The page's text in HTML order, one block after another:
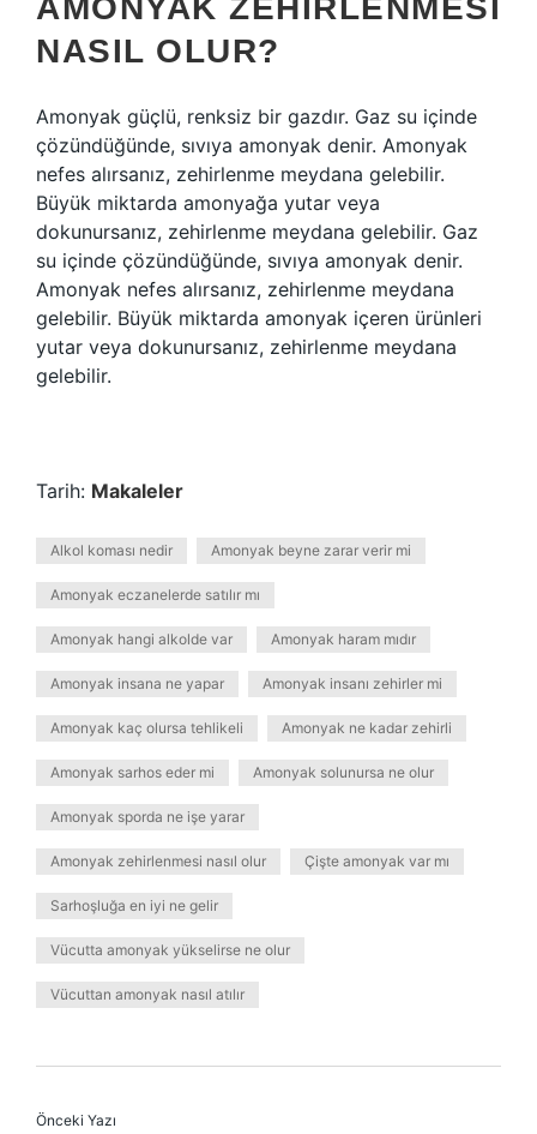
AMONYAK ZEHIRLENMESI
NASIL OLUR?
Amonyak güçlü, renksiz bir gazdır. Gaz su içinde
çözündüğünde, sıvıya amonyak denir. Amonyak
nefes alırsanız, zehirlenme meydana gelebilir.
Büyük miktarda amonyağa yutar veya
dokunursanız, zehirlenme meydana gelebilir. Gaz
su içinde çözündüğünde, sıvıya amonyak denir.
Amonyak nefes alırsanız, zehirlenme meydana
gelebilir. Büyük miktarda amonyak içeren ürünleri
yutar veya dokunursanız, zehirlenme meydana
gelebilir.
Tarih: Makaleler
Alkol koması nedir Amonyak beyne zarar verir mi
Amonyak eczanelerde satılır mı
Amonyak hangi alkolde var Amonyak haram mıdır
Amonyak insana ne yapar Amonyak insanı zehirler mi
Amonyak kaç olursa tehlikeli Amonyak ne kadar zehirli
Amonyak sarhos eder mi Amonyak solunursa ne olur
Amonyak sporda ne işe yarar
Amonyak zehirlenmesi nasıl olur Çişte amonyak var mı
Sarhoşluğa en iyi ne gelir
Vücutta amonyak yükselirse ne olur
Vücuttan amonyak nasıl atılır
Önceki Yazı